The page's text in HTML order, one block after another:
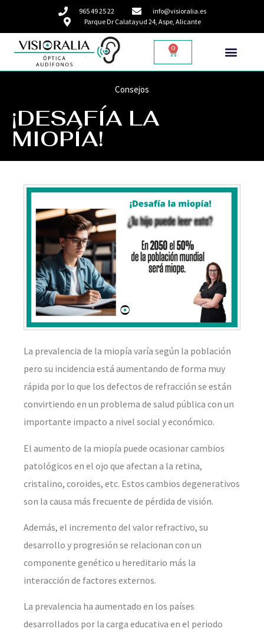
965 49 25 22
info@visioralia.es
Parque Dr Calatayud 24, Aspe, Alicante
0
Consejos
¡DESAFÍA LA
MIOPÍA!
La prevalencia de la miopía varía según la población
pero su incidencia está aumentando de forma muy
rápida por lo que los defectos de refracción se están
convirtiendo en un problema de salud pública con un
importante impacto a nivel social y económico.
El aumento de la miopía puede ocasionar cambios
patológicos en el ojo que afectan a la retina,
cristalino, coroides, etc. Estos cambios degenerativos
son la causa más frecuente de pérdida de visión.
Además, el incremento del valor refractivo, su
desarrollo y progresión se relacionan con un
componente genético u hereditario más la
interacción de factores externos.
La prevalencia ha aumentado en los países
desarrollados por la carga educativa en el periodo